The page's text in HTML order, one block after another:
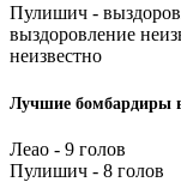
Пулишич -
выздоровление
неизвестно
Лучшие бомбардиры
Леао - 9 голов
Пулишич - 8 голов